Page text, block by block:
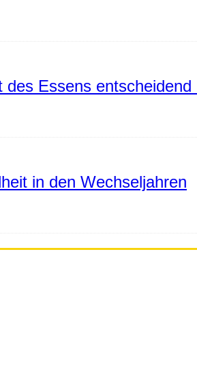
Essens entscheidend
in den Wechseljahren